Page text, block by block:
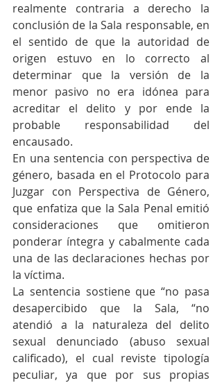
realmente contraria a derecho la
conclusión de la Sala responsable, en
el sentido de que la autoridad de
origen estuvo en lo correcto al
determinar que la versión de la
menor pasivo no era idónea para
acreditar el delito y por ende la
probable responsabilidad del
encausado.
En una sentencia con perspectiva de
género, basada en el Protocolo para
Juzgar con Perspectiva de Género,
que enfatiza que la Sala Penal emitió
consideraciones que omitieron
ponderar íntegra y cabalmente cada
una de las declaraciones hechas por
la víctima.
La sentencia sostiene que “no pasa
desapercibido que la Sala, “no
atendió a la naturaleza del delito
sexual denunciado (abuso sexual
calificado), el cual reviste tipología
peculiar, ya que por sus propias